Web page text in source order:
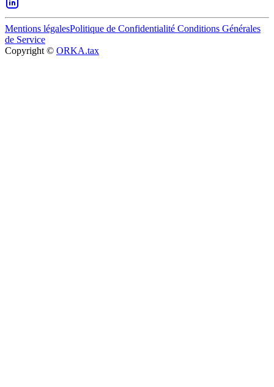
Mentions légalesPolitique de Confidentialité Conditions Générales
de Service
Copyright © ORKA.tax